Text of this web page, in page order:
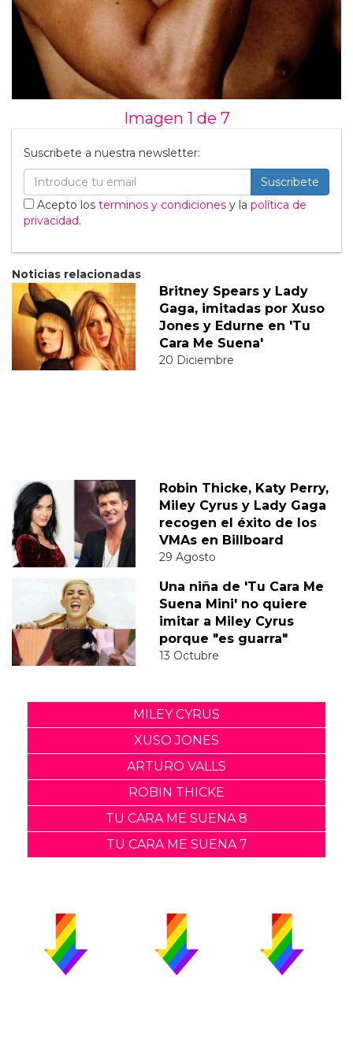
Imagen 1 de 7
Suscribete a nuestra newsletter:
Suscribete
Acepto los terminos y condiciones y la política de
privacidad.
Noticias relacionadas
Britney Spears y Lady
Gaga, imitadas por Xuso
Jones y Edurne en 'Tu
Cara Me Suena'
20 Diciembre
Robin Thicke, Katy Perry,
Miley Cyrus y Lady Gaga
recogen el éxito de los
VMAs en Billboard
29 Agosto
Una niña de 'Tu Cara Me
Suena Mini' no quiere
imitar a Miley Cyrus
porque "es guarra"
13 Octubre
MILEY CYRUS
XUSO JONES
ARTURO VALLS
ROBIN THICKE
TU CARA ME SUENA 8
TU CARA ME SUENA 7